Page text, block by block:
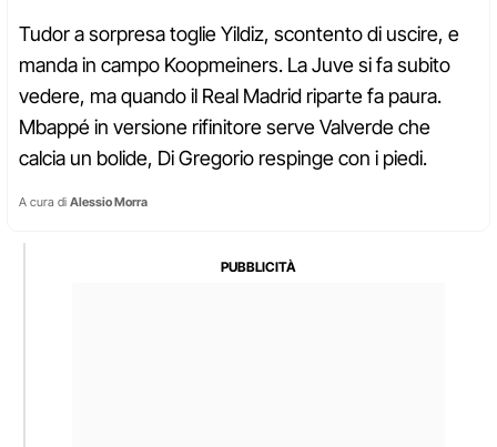
Tudor a sorpresa toglie Yildiz, scontento di uscire, e
manda in campo Koopmeiners. La Juve si fa subito
vedere, ma quando il Real Madrid riparte fa paura.
Mbappé in versione rifinitore serve Valverde che
calcia un bolide, Di Gregorio respinge con i piedi.
A cura di Alessio Morra